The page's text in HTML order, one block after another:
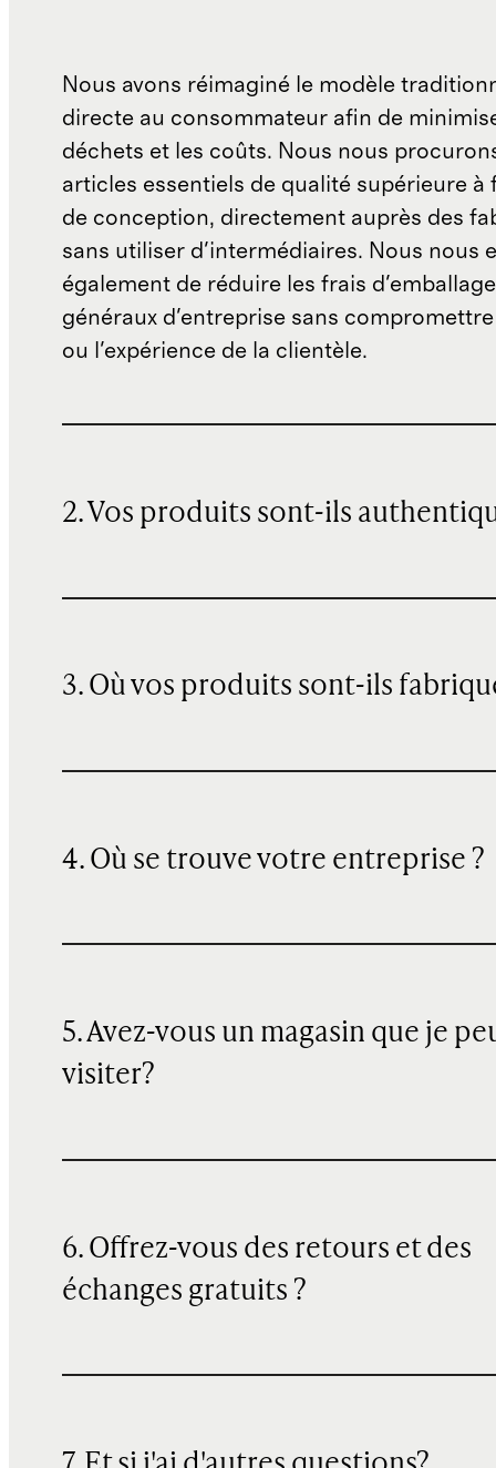
Nous avons réimaginé le modèle
directe au consommateur afin de
déchets et les coûts. Nous nous
articles essentiels de qualité supérieure à
de conception, directement auprès des
sans utiliser d'intermédiaires. Nous nous
également de réduire les frais
généraux d'entreprise sans
ou l'expérience de la clientèle.
2. Vos produits sont-ils
3. Où vos produits sont-ils
4. Où se trouve votre entreprise ?
5. Avez-vous un magasin que je
visiter?
6. Offrez-vous des retours et des
échanges gratuits ?